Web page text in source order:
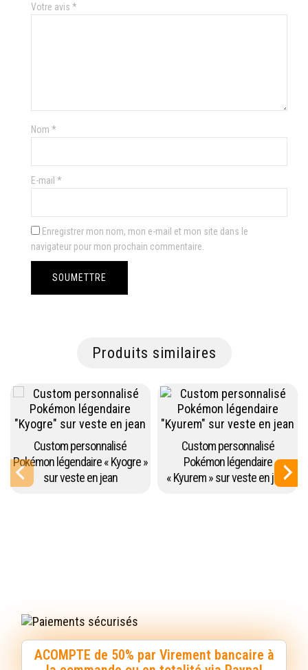
Votre avis *
Nom *
E-mail *
Enregistrer mon nom, mon e-mail et mon site dans le
navigateur pour mon prochain commentaire.
Produits similaires
Custom personnalisé
Pokémon légendaire « Kyogre »
sur veste en jean
Custom personnalisé
Pokémon légendaire
« Kyurem » sur veste en jean
ACOMPTE de 50% par Virement bancaire à